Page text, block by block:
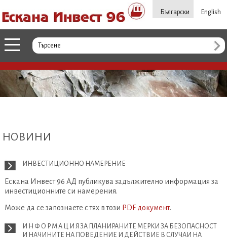
Български English
НОВИНИ
ИНВЕСТИЦИОННО НАМЕРЕНИЕ
Ескана Инвест 96 АД публикува задължително информация за
инвестиционните си намерения.
Може да се запознаете с тях в този PDF документ.
И Н Ф О Р М А Ц И Я ЗА ПЛАНИРАНИТЕ МЕРКИ ЗА БЕЗОПАСНОСТ
И НАЧИНИТЕ НА ПОВЕДЕНИЕ И ДЕЙСТВИЕ В СЛУЧАИ НА